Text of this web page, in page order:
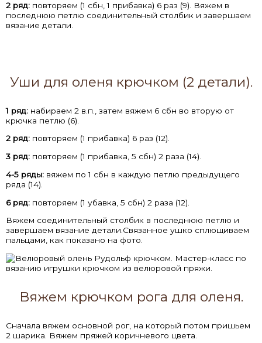
2 ряд: повторяем (1 сбн, 1 прибавка) 6 раз (9). Вяжем в
последнюю петлю соединительный столбик и завершаем
вязание детали.
Уши для оленя крючком (2 детали).
1 ряд: набираем 2 в.п., затем вяжем 6 сбн во вторую от
крючка петлю (6).
2 ряд: повторяем (1 прибавка) 6 раз (12).
3 ряд: повторяем (1 прибавка, 5 сбн) 2 раза (14).
4-5 ряды: вяжем по 1 сбн в каждую петлю предыдущего
ряда (14).
6 ряд: повторяем (1 убавка, 5 сбн) 2 раза (12).
Вяжем соединительный столбик в последнюю петлю и
завершаем вязание детали.Связанное ушко сплющиваем
пальцами, как показано на фото.
Вяжем крючком рога для оленя.
Сначала вяжем основной рог, на который потом пришьем
2 шарика. Вяжем пряжей коричневого цвета.